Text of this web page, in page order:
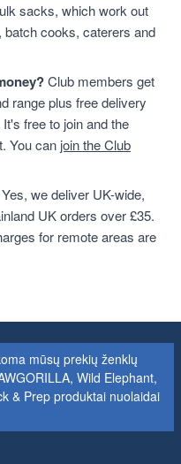
sacks, which work out
batch cooks, caterers and
Club members get
range plus free delivery
free to join and the
You can join the Club
Yes, we deliver UK-wide,
UK orders over £35.
for remote areas are
mūsų prekių ženklų
Wild Elephant,
& Prep produktai nuolaidai